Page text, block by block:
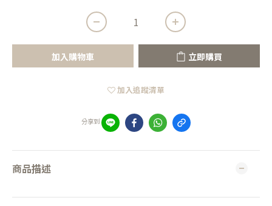
加入購物車 立即購買
加入追蹤清單
分享到
商品描述